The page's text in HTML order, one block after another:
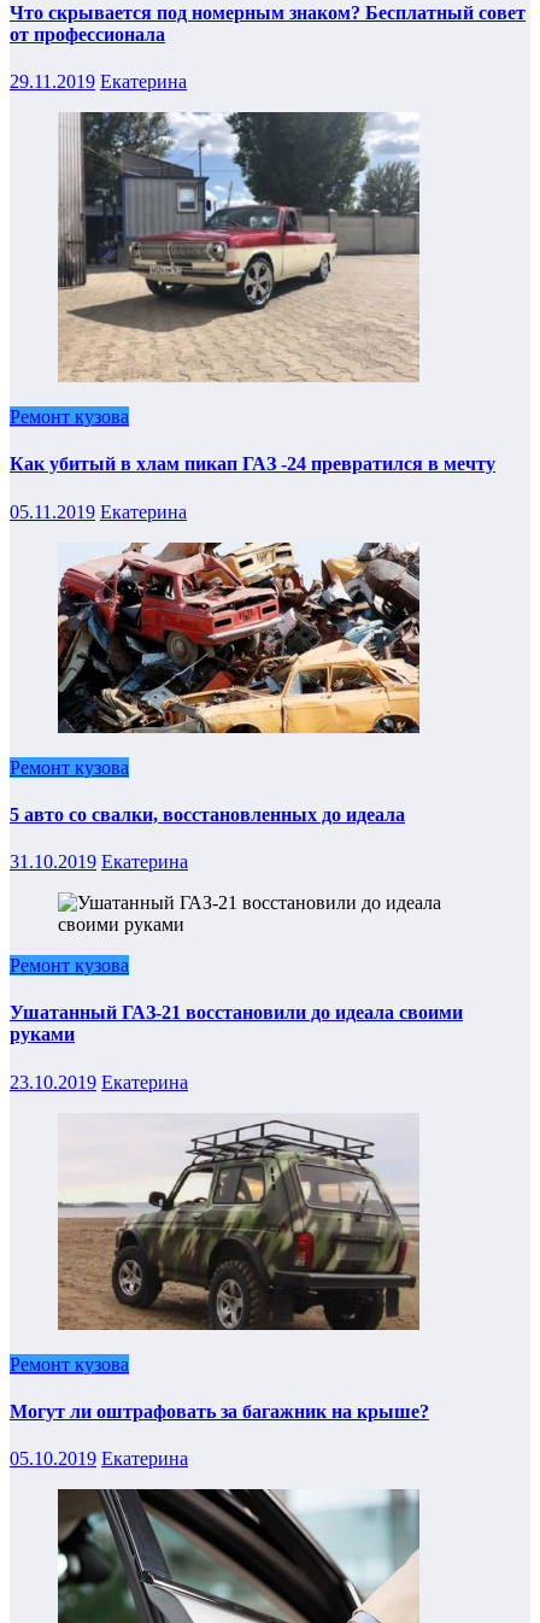
Что скрывается под номерным знаком? Бесплатный совет
от профессионала
29.11.2019 Екатерина
Ремонт кузова
Как убитый в хлам пикап ГАЗ -24 превратился в мечту
05.11.2019 Екатерина
Ремонт кузова
5 авто со свалки, восстановленных до идеала
31.10.2019 Екатерина
Ремонт кузова
Ушатанный ГАЗ-21 восстановили до идеала своими
руками
23.10.2019 Екатерина
Ремонт кузова
Могут ли оштрафовать за багажник на крыше?
05.10.2019 Екатерина